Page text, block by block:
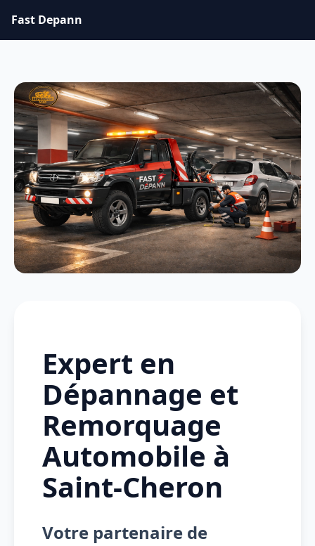
Fast Depann
Expert en
Dépannage et
Remorquage
Automobile à
Saint-Cheron
Votre partenaire de